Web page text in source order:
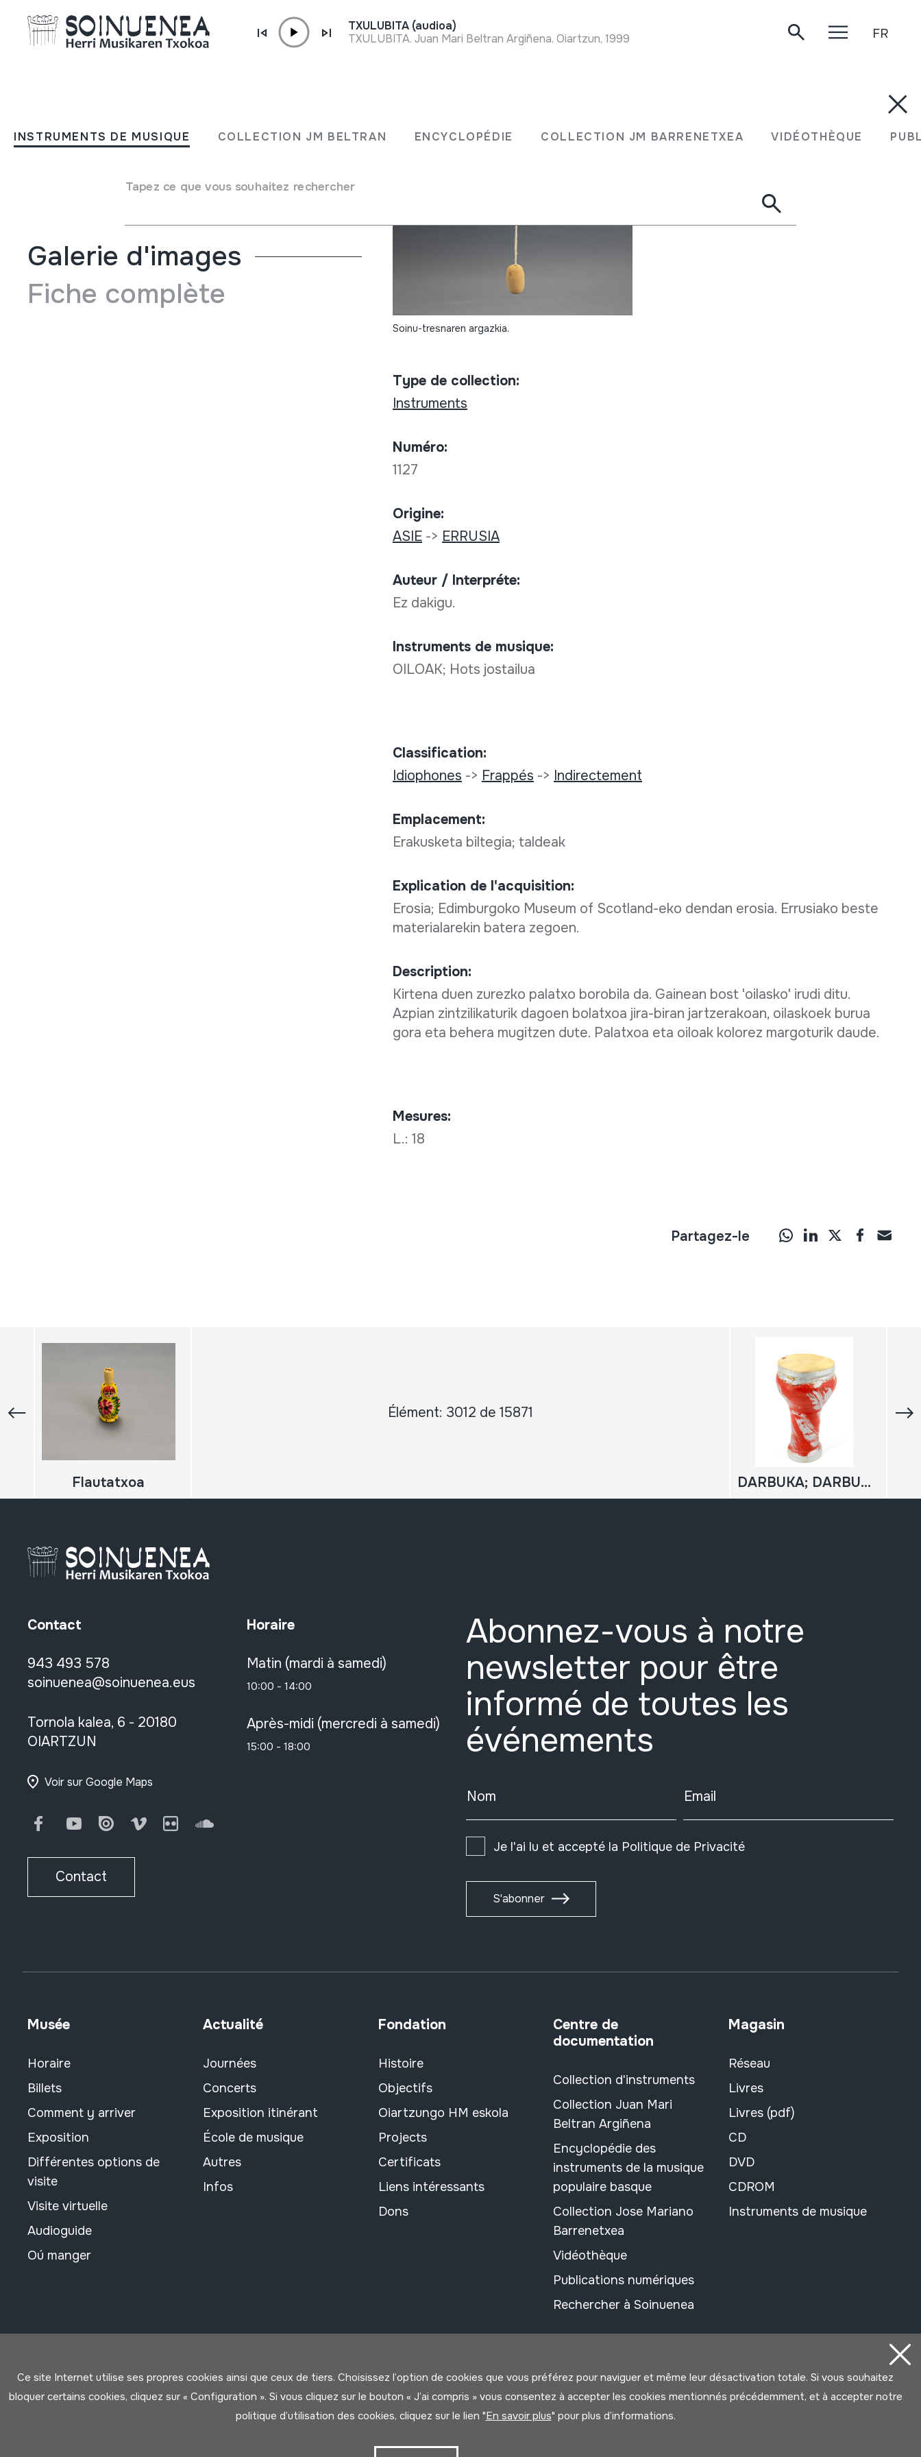
INSTRUMENTS DE MUSIQUE COLLECTION JM BELTRAN ENCYCLOPÉDIE COLLECTION JM BARRENETXEA VIDÉOTHÈQUE
Tapez ce que vous souhaitez rechercher
TXULUBITA (audioa)
TXULUBITA. Juan Mari Beltran Argiñena. Oiartzun, 1999
FR
OILOAK; Hots-jostailua
Type d'instrument de musique
Galerie d'images
Fiche complète
Soinu-tresnaren argazkia.
Type de collection:
Instruments
Numéro:
1127
Origine:
ASIE-> ERRUSIA
Auteur / Interpréte:
Ez dakigu.
Instruments de musique:
OILOAK; Hots jostailua
Classification:
Idiophones -> Frappés -> Indirectement
Emplacement:
Erakusketa biltegia; taldeak
Explication de l'acquisition:
Erosia; Edimburgoko Museum of Scotland-eko dendan erosia. Errusiako beste
materialarekin batera zegoen.
Description:
Kirtena duen zurezko palatxo borobila da. Gainean bost 'oilasko' irudi ditu.
Azpian zintzilikaturik dagoen bolatxoa jira-biran jartzerakoan, oilaskoek burua
gora eta behera mugitzen dute. Palatxoa eta oiloak kolorez margoturik daude.
Mesures:
L.: 18
Partagez-le
Élément: 3012 de 15871
Flautatxoa DARBUKA; DARBUCA
Contact
943 493 578
soinuenea@soinuenea.eus
Tornola kalea, 6 - 20180
OIARTZUN
Voir sur Google Maps
FacebookYoutubeIssuu Vimeo FlickrSoundCloud
Contact
Horaire
Matin (mardi à samedi)
10:00 - 14:00
Après-midi (mercredi à samedi)
15:00 - 18:00
Abonnez-vous à notre
newsletter pour être
informé de toutes les
événements
Nom Email
Je l'ai lu et accepté la Politique de Privacité
S'abonner
Musée
Horaire
Billets
Comment y arriver
Exposition
Différentes options de
visite
Visite virtuelle
Audioguide
Oú manger
Actualité
Journées
Concerts
Exposition itinérant
École de musique
Autres
Infos
Fondation
Histoire
Objectifs
Oiartzungo HM eskola
Projects
Certificats
Liens intéressants
Dons
Centre de
documentation
Collection d'instruments
Collection Juan Mari
Beltran Argiñena
Encyclopédie des
instruments de la musique
populaire basque
Collection Jose Mariano
Barrenetxea
Vidéothèque
Publications numériques
Rechercher à Soinuenea
Magasin
Réseau
Livres
Livres (pdf)
CD
DVD
CDROM
Instruments de musique
Ce site Internet utilise ses propres cookies ainsi que ceux de tiers. Choisissez l’option de cookies que vous préférez pour naviguer et même leur désactivation totale. Si vous souhaitez
bloquer certains cookies, cliquez sur « Configuration ». Si vous cliquez sur le bouton « J’ai compris » vous consentez à accepter les cookies mentionnés précédemment, et à accepter notre
politique d’utilisation des cookies, cliquez sur le lien "En savoir plus" pour plus d’informations.